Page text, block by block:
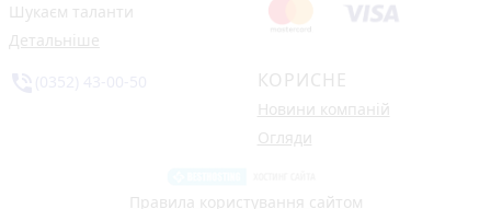
Шукаєм таланти
Детальніше
КОРИСНЕ
Новини компаній
Огляди
Правила користування сайтом